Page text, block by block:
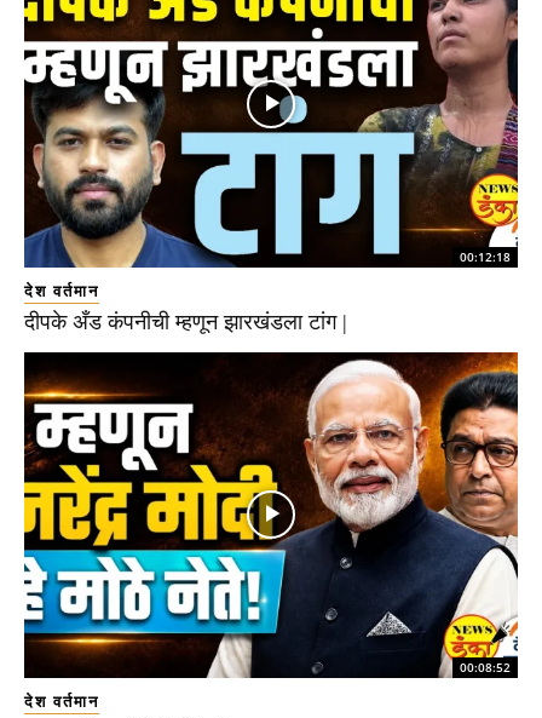
00:12:18
देश वर्तमान
दीपके अँड कंपनीची म्हणून झारखंडला टांग |
00:08:52
देश वर्तमान